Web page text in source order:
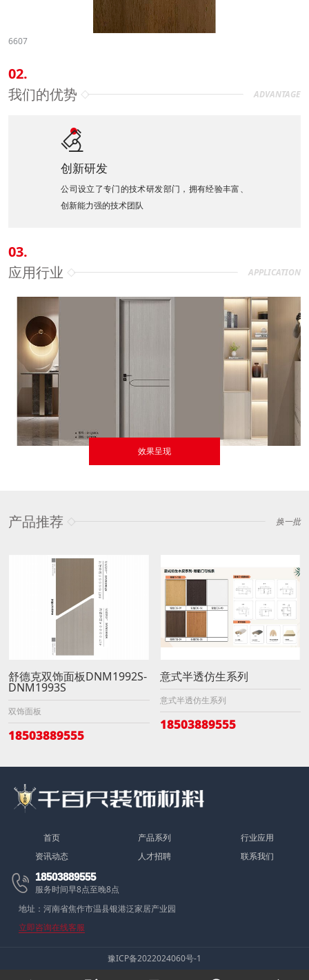
6607
02.
我们的优势
ADVANTAGE

创新研发
公司设立了专门的技术研发部门，拥有经验丰富、
创新能力强的技术团队
03.
应用行业
APPLICATION
效果呈现
产品推荐 换一批
舒德克双饰面板DNM1992S-
DNM1993S
双饰面板
18503889555
意式半透仿生系列
意式半透仿生系列
18503889555
首页 产品系列
行业应用
资讯动态
人才招聘 联系我们
 18503889555
服务时间早8点至晚8点
地址：河南省焦作市温县银港泛家居产业园
立即咨询在线客服
豫ICP备2022024060号-1